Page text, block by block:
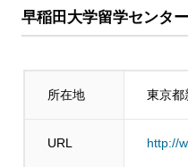
早稲田大学留学センタ
所在地 東京
URL http://